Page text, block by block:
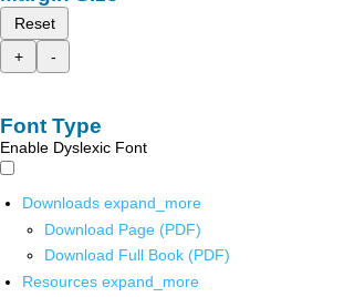
Reset
+
-
Font Type
Enable Dyslexic Font
Downloads expand_more
Download Page (PDF)
Download Full Book (PDF)
Resources expand_more